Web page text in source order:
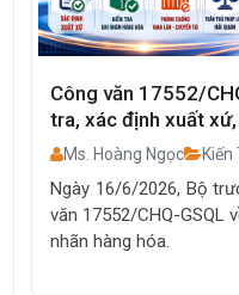
Công văn 17552/
tra, xác định xuất xứ,
Ms. Hoàng Ngọc Kiến
Ngày 16/6/2026, Bộ
văn 17552/CHQ-GSQL
nhãn hàng hóa.